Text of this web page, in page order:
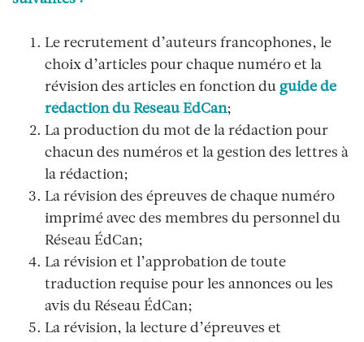
Le recrutement d’auteurs francophones, le
choix d’articles pour chaque numéro et la
révision des articles en fonction du guide de
rédaction du Réseau ÉdCan;
La production du mot de la rédaction pour
chacun des numéros et la gestion des lettres à
la rédaction;
La révision des épreuves de chaque numéro
imprimé avec des membres du personnel du
Réseau ÉdCan;
La révision et l’approbation de toute
traduction requise pour les annonces ou les
avis du Réseau ÉdCan;
La révision, la lecture d’épreuves et